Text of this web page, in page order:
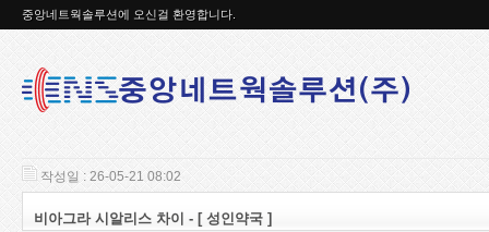
중앙네트웍솔루션에 오신걸 환영합니다.
작성일 : 26-05-21 08:02
비아그라 시알리스 차이 - [ 성인약국 ]